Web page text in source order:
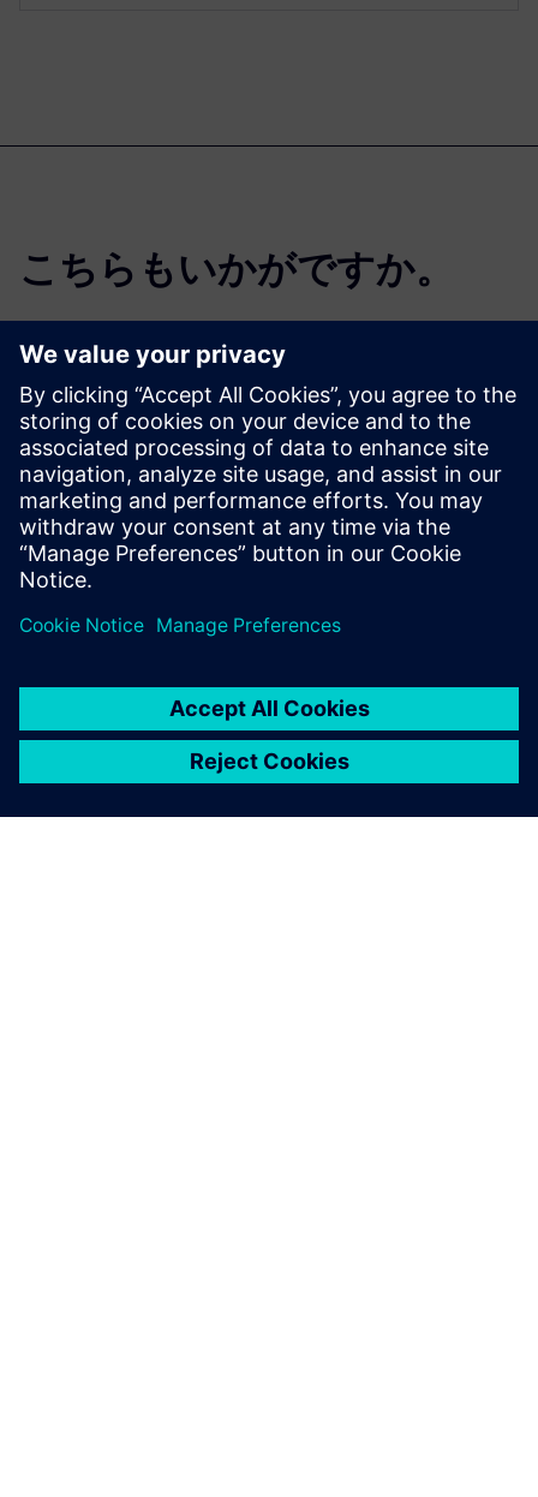
こちらもいかがですか。
クラウドPLM -
Teamcenter X無償
評価版
業界をリードするPLMソフト
ウェアの評価版を30日間無料
でお試しください。